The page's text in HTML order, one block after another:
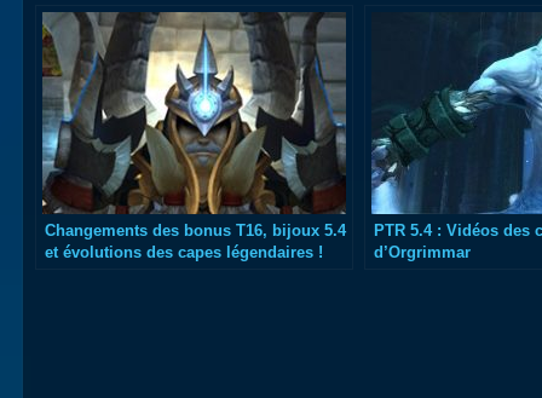
Changements des bonus T16, bijoux 5.4
et évolutions des capes légendaires !
PTR 5.4 : Vidéos des
d’Orgrimmar